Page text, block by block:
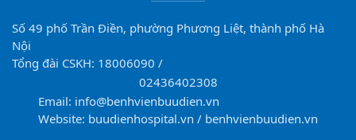
Số 49 phố Trần Điền, phường Phương Liệt, thành phố Hà
Nội
Tổng đài CSKH: 18006090 /
02436402308
Email: info@benhvienbuudien.vn
Website: buudienhospital.vn / benhvienbuudien.vn